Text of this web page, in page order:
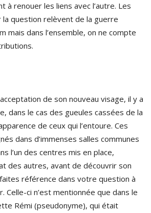
à renouer les liens avec l’autre. Les
question relèvent de la guerre
mais dans l’ensemble, on ne compte
de son nouveau visage, il y a
dans le cas des gueules cassées de la
de ceux qui l’entoure. Ces
dans d’immenses salles communes
l’un des centres mis en place,
des autres, avant de découvrir son
référence dans votre question à
Celle-ci n’est mentionnée que dans le
Rémi (pseudonyme), qui était